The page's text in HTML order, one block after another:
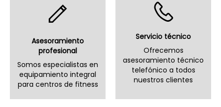
Asesoramiento
profesional
Somos especialistas en
equipamiento integral
para centros de fitness
Servicio técnico
Ofrecemos
asesoramiento técnico
telefónico a todos
nuestros clientes